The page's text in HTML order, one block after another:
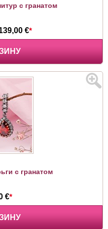
с гранатом
€*
с гранатом
€*